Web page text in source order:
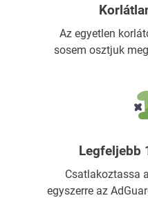
Az egyetlen
sosem osztjuk
Legfeljebb
Csatlakoztassa
egyszerre az